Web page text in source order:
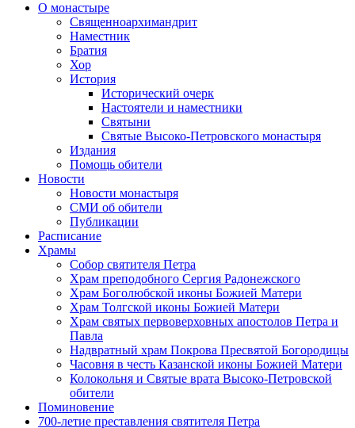
О монастыре
Священноархимандрит
Наместник
Братия
Хор
История
Исторический очерк
Настоятели и наместники
Святыни
Святые Высоко-Петровского монастыря
Издания
Помощь обители
Новости
Новости монастыря
СМИ об обители
Публикации
Расписание
Храмы
Собор святителя Петра
Храм преподобного Сергия Радонежского
Храм Боголюбской иконы Божией Матери
Храм Толгской иконы Божией Матери
Храм святых первоверховных апостолов Петра и
Павла
Надвратный храм Покрова Пресвятой Богородицы
Часовня в честь Казанской иконы Божией Матери
Колокольня и Святые врата Высоко-Петровской
обители
Поминовение
700-летие преставления святителя Петра